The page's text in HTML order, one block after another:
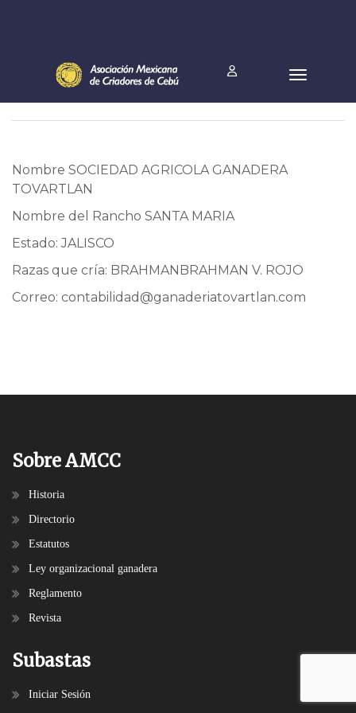
Nombre SOCIEDAD AGRICOLA GANADERA
TOVARTLAN
Nombre del Rancho SANTA MARIA
Estado: JALISCO
Razas que cría: BRAHMANBRAHMAN V. ROJO
Correo: contabilidad@ganaderiatovartlan.com
Sobre AMCC
Historia
Directorio
Estatutos
Ley organizacional ganadera
Reglamento
Revista
Subastas
Iniciar Sesión